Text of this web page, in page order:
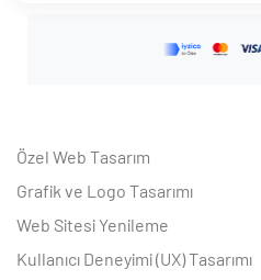
Özel Web Tasarım
Grafik ve Logo Tasarımı
Web Sitesi Yenileme
Kullanıcı Deneyimi (UX) Tasarımı